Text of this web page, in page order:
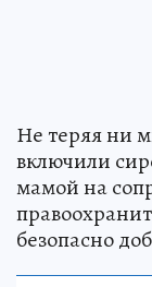
Не теряя ни
включили
мамой на
безопасно